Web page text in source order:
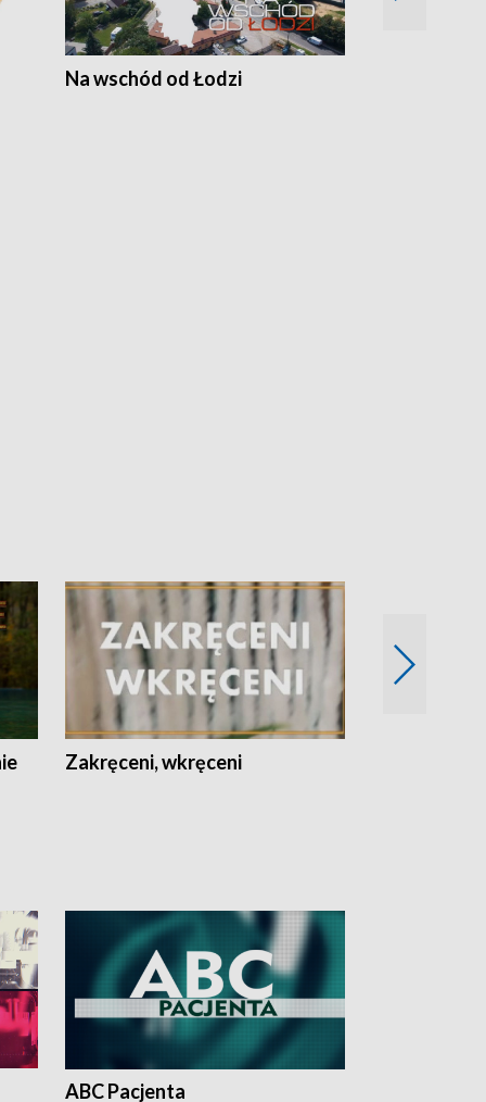
Na wschód od Łodzi
Zakręceni, wkręceni
ABC Pacjenta